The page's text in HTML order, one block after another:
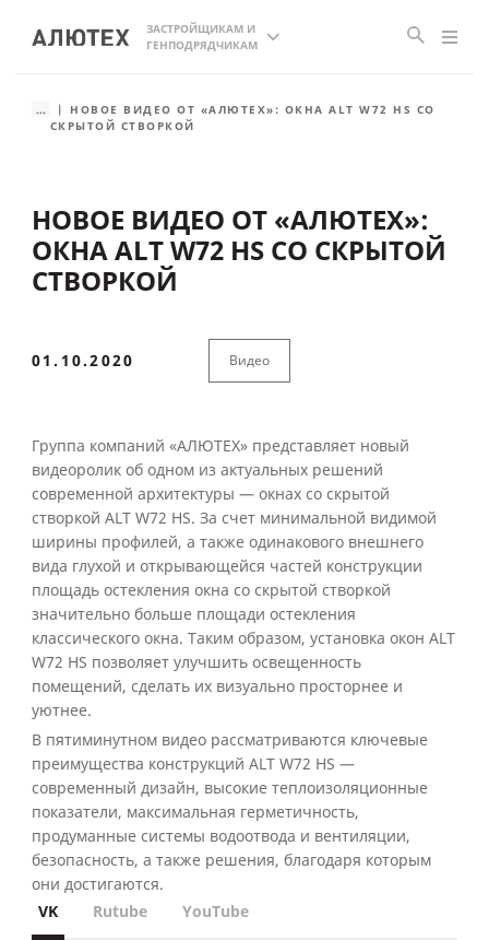
ЗАСТРОЙЩИКАМ И
ГЕНПОДРЯДЧИКАМ
...
НОВОЕ ВИДЕО ОТ «АЛЮТЕХ»: ОКНА ALT W72 HS СО
СКРЫТОЙ СТВОРКОЙ
НОВОЕ ВИДЕО ОТ «АЛЮТЕХ»:
ОКНА ALT W72 HS СО СКРЫТОЙ
СТВОРКОЙ
01.10.2020 Видео
Группа компаний «АЛЮТЕХ» представляет новый
видеоролик об одном из актуальных решений
современной архитектуры — окнах со скрытой
створкой ALT W72 HS. За счет минимальной видимой
ширины профилей, а также одинакового внешнего
вида глухой и открывающейся частей конструкции
площадь остекления окна со скрытой створкой
значительно больше площади остекления
классического окна. Таким образом, установка окон ALT
W72 HS позволяет улучшить освещенность
помещений, сделать их визуально просторнее и
уютнее.
В пятиминутном видео рассматриваются ключевые
преимущества конструкций ALT W72 HS —
современный дизайн, высокие теплоизоляционные
показатели, максимальная герметичность,
продуманные системы водоотвода и вентиляции,
безопасность, а также решения, благодаря которым
они достигаются.
VK
Rutube YouTube